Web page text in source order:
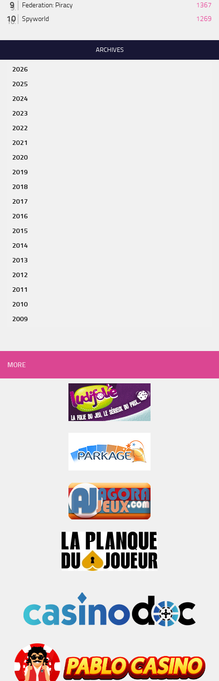
Federation: Piracy
1367
Spyworld
1269
ARCHIVES
2026
2025
2024
2023
2022
2021
2020
2019
2018
2017
2016
2015
2014
2013
2012
2011
2010
2009
MORE